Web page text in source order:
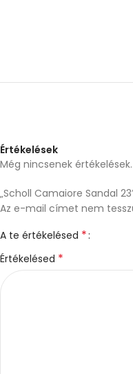
Értékelések
Még nincsenek értékelések.
„Scholl Camaiore Sandal
Az e-mail címet nem
A te értékelésed *
Értékelésed *